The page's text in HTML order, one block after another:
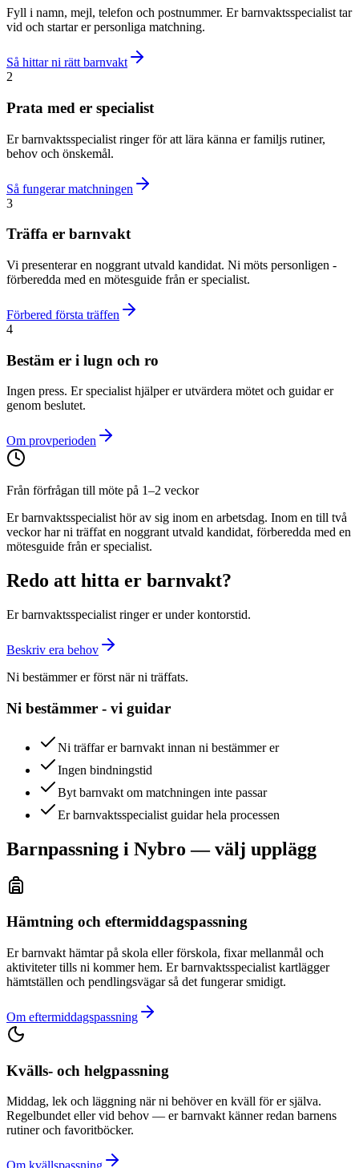
Fyll i namn, mejl, telefon och postnummer. Er barnvaktsspecialist tar
vid och startar er personliga matchning.
Så hittar ni rätt barnvakt
2
Prata med er specialist
Er barnvaktsspecialist ringer för att lära känna er familjs rutiner,
behov och önskemål.
Så fungerar matchningen
3
Träffa er barnvakt
Vi presenterar en noggrant utvald kandidat. Ni möts personligen -
förberedda med en mötesguide från er specialist.
Förbered första träffen
4
Bestäm er i lugn och ro
Ingen press. Er specialist hjälper er utvärdera mötet och guidar er
genom beslutet.
Om provperioden
Från förfrågan till möte på 1–2 veckor
Er barnvaktsspecialist hör av sig inom en arbetsdag. Inom en till två
veckor har ni träffat en noggrant utvald kandidat, förberedda med en
mötesguide från er specialist.
Redo att hitta er barnvakt?
Er barnvaktsspecialist ringer er under kontorstid.
Beskriv era behov
Ni bestämmer er först när ni träffats.
Ni bestämmer - vi guidar
Ni träffar er barnvakt innan ni bestämmer er
Ingen bindningstid
Byt barnvakt om matchningen inte passar
Er barnvaktsspecialist guidar hela processen
Barnpassning i Nybro — välj upplägg
Hämtning och eftermiddagspassning
Er barnvakt hämtar på skola eller förskola, fixar mellanmål och
aktiviteter tills ni kommer hem. Er barnvaktsspecialist kartlägger
hämtställen och pendlingsvägar så det fungerar smidigt.
Om eftermiddagspassning
Kvälls- och helgpassning
Middag, lek och läggning när ni behöver en kväll för er själva.
Regelbundet eller vid behov — er barnvakt känner redan barnens
rutiner och favoritböcker.